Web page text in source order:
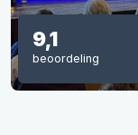
9,1
beoordeling